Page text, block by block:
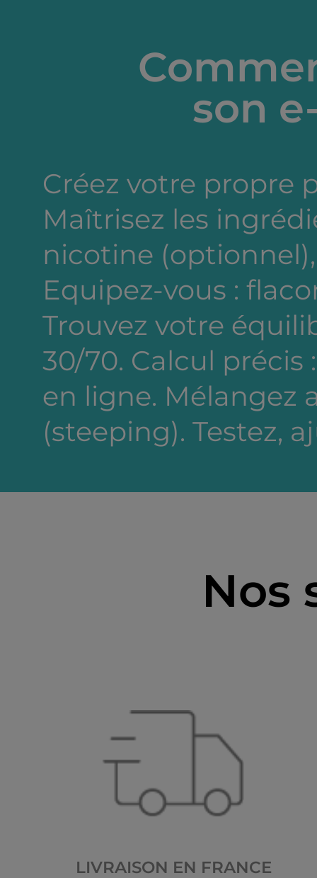
son
Créez votre propre
Maîtrisez les
nicotine
Equipez-vous :
Trouvez votre
30/70. Calcul
en ligne. Mélangez
(steeping). Testez,
Nos
LIVRAISON EN FRANCE